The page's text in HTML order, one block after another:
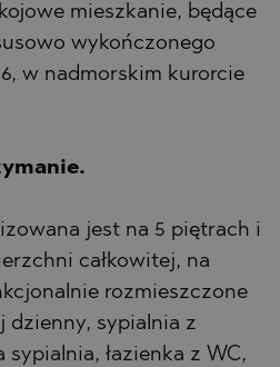
mieszkanie, będące
wykończonego
w nadmorskim kurorcie
jest na 5 piętrach i
całkowitej, na
rozmieszczone
dzienny, sypialnia z
sypialnia, łazienka z WC,